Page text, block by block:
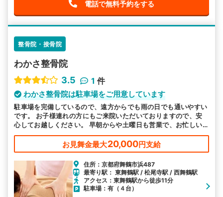
電話で無料予約をする
整骨院・接骨院
わかさ整骨院
3.5
1 件
わかさ整骨院は駐車場をご用意しています
駐車場を完備しているので、遠方からでも雨の日でも通いやすい
です。 お子様連れの方にもご来院いただいておりますので、安
心してお越しください。 早朝からや土曜日も営業で、お忙しい
方も通いやすい環境をご用意しています。
お見舞金最大20,000円支給
住所：京都府舞鶴市浜487
最寄り駅： 東舞鶴駅 / 松尾寺駅 / 西舞鶴駅
アクセス：東舞鶴駅から徒歩11分
駐車場：有（４台）